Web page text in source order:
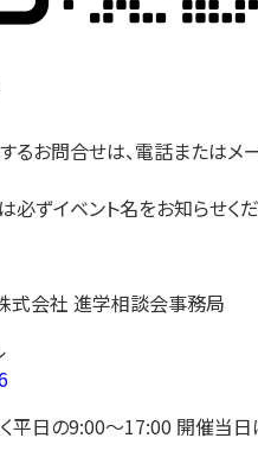
るお問合せは、電話またはメ
必ずイベント名をお知らせくだ
式会社 進学相談会事務局
平日の9:00〜17:00 開催当